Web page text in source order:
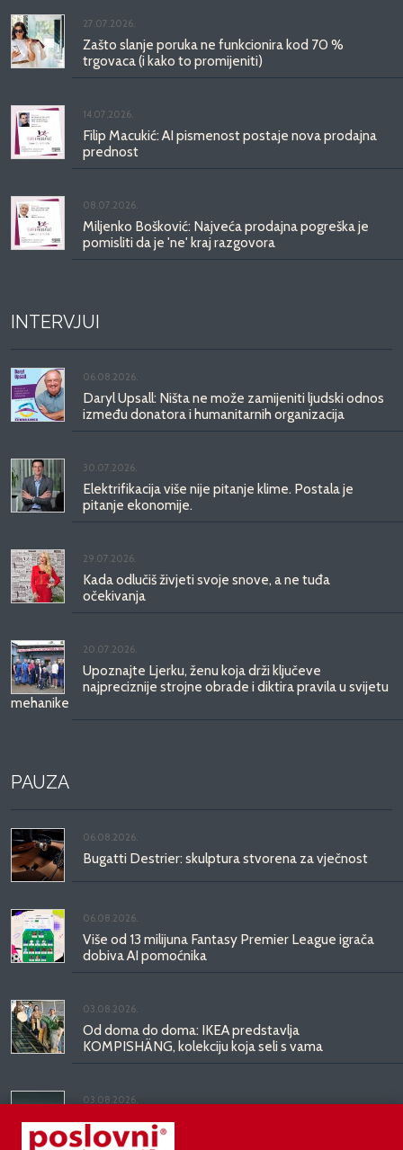
27.07.2026.
Zašto slanje poruka ne funkcionira kod 70 %
trgovaca (i kako to promijeniti)
14.07.2026.
Filip Macukić: AI pismenost postaje nova prodajna
prednost
08.07.2026.
Miljenko Bošković: Najveća prodajna pogreška je
pomisliti da je 'ne' kraj razgovora
INTERVJUI
06.08.2026.
Daryl Upsall: Ništa ne može zamijeniti ljudski odnos
između donatora i humanitarnih organizacija
30.07.2026.
Elektrifikacija više nije pitanje klime. Postala je
pitanje ekonomije.
29.07.2026.
Kada odlučiš živjeti svoje snove, a ne tuđa
očekivanja
20.07.2026.
Upoznajte Ljerku, ženu koja drži ključeve
najpreciznije strojne obrade i diktira pravila u svijetu
mehanike
PAUZA
06.08.2026.
Bugatti Destrier: skulptura stvorena za vječnost
06.08.2026.
Više od 13 milijuna Fantasy Premier League igrača
dobiva AI pomoćnika
03.08.2026.
Od doma do doma: IKEA predstavlja
KOMPISHÄNG, kolekciju koja seli s vama
03.08.2026.
Kineski BYD predstavio luksuznu limuzinu veću od
Mercedesove S-klase, obećava domet do 1.000